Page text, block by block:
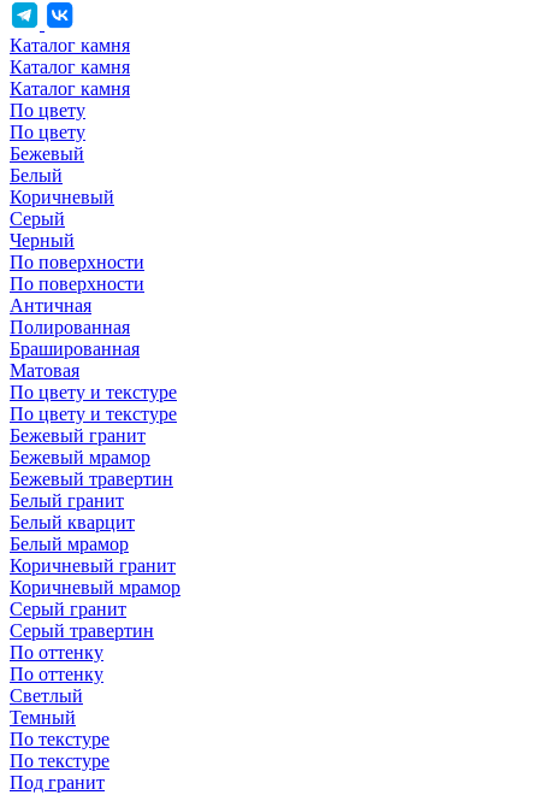
Каталог камня
Каталог камня
Каталог камня
По цвету
По цвету
Бежевый
Белый
Коричневый
Серый
Черный
По поверхности
По поверхности
Античная
Полированная
Брашированная
Матовая
По цвету и текстуре
По цвету и текстуре
Бежевый гранит
Бежевый мрамор
Бежевый травертин
Белый гранит
Белый кварцит
Белый мрамор
Коричневый гранит
Коричневый мрамор
Серый гранит
Серый травертин
По оттенку
По оттенку
Светлый
Темный
По текстуре
По текстуре
Под гранит